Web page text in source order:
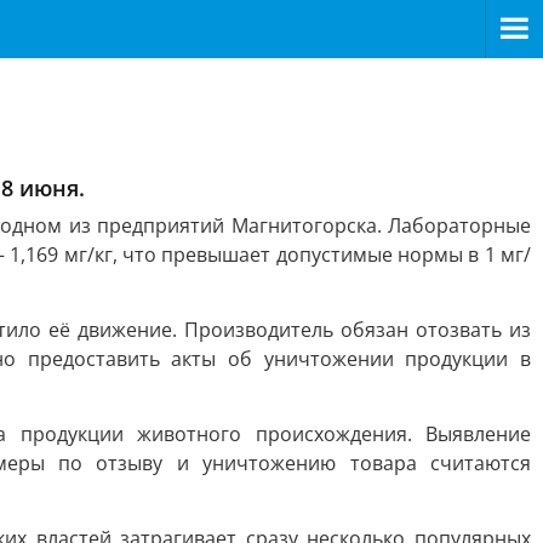
июня.
из предприятий Магнитогорска. Лабораторные
мг/кг, что превышает допустимые нормы в 1 мг/
её движение. Производитель обязан отозвать из
предоставить акты об уничтожении продукции в
животного происхождения. Выявление
по отзыву и уничтожению товара считаются